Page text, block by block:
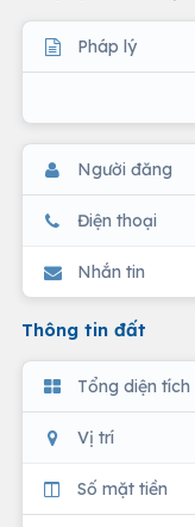
Pháp lý
Người đăng
Điện thoại
Nhắn tin
Thông tin đất
Tổng diện tích
Vị trí
Số mặt tiền